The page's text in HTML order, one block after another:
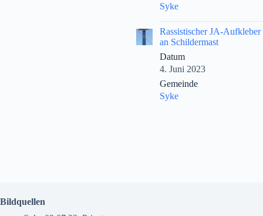
Syke
|
Rassistischer JA-Aufkleber
an Schildermast
Datum
4. Juni 2023
Gemeinde
Syke
Bildquellen